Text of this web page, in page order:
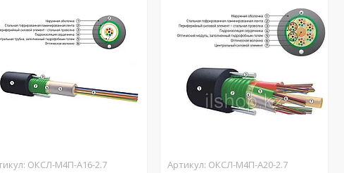
ОКСЛ-М4П-А16-2.7 ОКСЛ-М4П-А20-2.7